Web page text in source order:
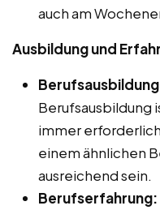
auch am
Ausbildung und
Berufsausbildung
immer
einem ähnlichen
ausreichend sein.
Berufserfahrung: